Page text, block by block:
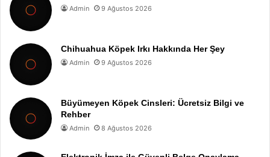
Admin 9 Ağustos 2026
Chihuahua Köpek Irkı Hakkında Her Şey
Admin 9 Ağustos 2026
Büyümeyen Köpek Cinsleri: Ücretsiz Bilgi ve
Rehber
Admin 8 Ağustos 2026